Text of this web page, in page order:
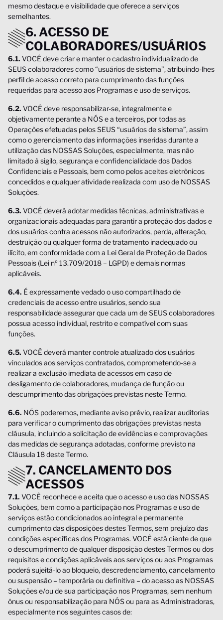
mesmo destaque e visibilidade que oferece a serviços
semelhantes.
6. ACESSO DE
COLABORADORES/USUÁRIOS
6.1. VOCÊ deve criar e manter o cadastro individualizado de
SEUS colaboradores como “usuários de sistema”, atribuindo-lhes
perfil de acesso correto para cumprimento das funções
requeridas para acesso aos Programas e uso de serviços.
6.2. VOCÊ deve responsabilizar-se, integralmente e
objetivamente perante a NÓS e a terceiros, por todas as
Operações efetuadas pelos SEUS “usuários de sistema”, assim
como o gerenciamento das informações inseridas durante a
utilização das NOSSAS Soluções, especialmente, mas não
limitado à sigilo, segurança e confidencialidade dos Dados
Confidenciais e Pessoais, bem como pelos aceites eletrônicos
concedidos e qualquer atividade realizada com uso de NOSSAS
Soluções.
6.3. VOCÊ deverá adotar medidas técnicas, administrativas e
organizacionais adequadas para garantir a proteção dos dados e
dos usuários contra acessos não autorizados, perda, alteração,
destruição ou qualquer forma de tratamento inadequado ou
ilícito, em conformidade com a Lei Geral de Proteção de Dados
Pessoais (Lei nº 13.709/2018 – LGPD) e demais normas
aplicáveis.
6.4. É expressamente vedado o uso compartilhado de
credenciais de acesso entre usuários, sendo sua
responsabilidade assegurar que cada um de SEUS colaboradores
possua acesso individual, restrito e compatível com suas
funções.
6.5. VOCÊ deverá manter controle atualizado dos usuários
vinculados aos serviços contratados, comprometendo-se a
realizar a exclusão imediata de acessos em caso de
desligamento de colaboradores, mudança de função ou
descumprimento das obrigações previstas neste Termo.
6.6. NÓS poderemos, mediante aviso prévio, realizar auditorias
para verificar o cumprimento das obrigações previstas nesta
cláusula, incluindo a solicitação de evidências e comprovações
das medidas de segurança adotadas, conforme previsto na
Cláusula 18 deste Termo.
7. CANCELAMENTO DOS
ACESSOS
7.1. VOCÊ reconhece e aceita que o acesso e uso das NOSSAS
Soluções, bem como a participação nos Programas e uso de
serviços estão condicionados ao integral e permanente
cumprimento das disposições destes Termos, sem prejuízo das
condições específicas dos Programas. VOCÊ está ciente de que
o descumprimento de qualquer disposição destes Termos ou dos
requisitos e condições aplicáveis aos serviços ou aos Programas
poderá sujeitá-lo ao bloqueio, descredenciamento, cancelamento
ou suspensão – temporária ou definitiva – do acesso as NOSSAS
Soluções e/ou de sua participação nos Programas, sem nenhum
ônus ou responsabilização para NÓS ou para as Administradoras,
especialmente nos seguintes casos de: